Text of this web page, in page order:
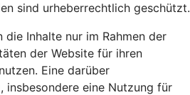
sind urheberrechtlich geschützt.
die Inhalte nur im Rahmen der
der Website für ihren
Eine darüber
insbesondere eine Nutzung für